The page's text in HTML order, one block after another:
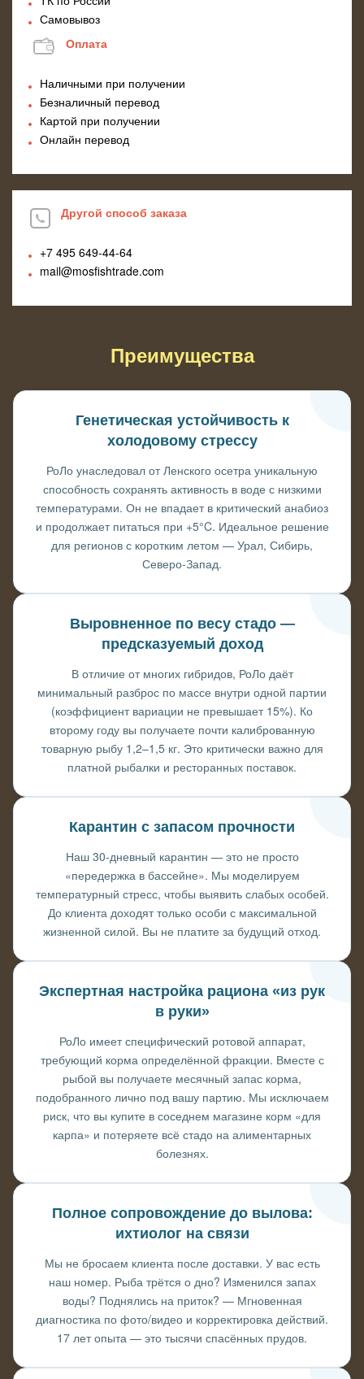
Самовывоз
Оплата
Наличными при получении
Безналичный перевод
Картой при получении
Онлайн перевод
Другой способ заказа
+7 495 649-44-64
mail@mosfishtrade.com
Преимущества
Генетическая устойчивость к
холодовому стрессу
РоЛо унаследовал от Ленского осетра уникальную
способность сохранять активность в воде с низкими
температурами. Он не впадает в критический анабиоз
и продолжает питаться при +5°C. Идеальное решение
для регионов с коротким летом — Урал, Сибирь,
Северо-Запад.
Выровненное по весу стадо —
предсказуемый доход
В отличие от многих гибридов, РоЛо даёт
минимальный разброс по массе внутри одной партии
(коэффициент вариации не превышает 15%). Ко
второму году вы получаете почти калиброванную
товарную рыбу 1,2–1,5 кг. Это критически важно для
платной рыбалки и ресторанных поставок.
Карантин с запасом прочности
Наш 30-дневный карантин — это не просто
«передержка в бассейне». Мы моделируем
температурный стресс, чтобы выявить слабых особей.
До клиента доходят только особи с максимальной
жизненной силой. Вы не платите за будущий отход.
Экспертная настройка рациона «из рук
в руки»
РоЛо имеет специфический ротовой аппарат,
требующий корма определённой фракции. Вместе с
рыбой вы получаете месячный запас корма,
подобранного лично под вашу партию. Мы исключаем
риск, что вы купите в соседнем магазине корм «для
карпа» и потеряете всё стадо на алиментарных
болезнях.
Полное сопровождение до вылова:
ихтиолог на связи
Мы не бросаем клиента после доставки. У вас есть
наш номер. Рыба трётся о дно? Изменился запах
воды? Поднялись на приток? — Мгновенная
диагностика по фото/видео и корректировка действий.
17 лет опыта — это тысячи спасённых прудов.